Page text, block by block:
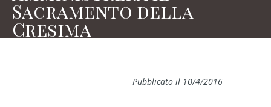
Sacramento della
Cresima
Pubblicato il 10/4/2016